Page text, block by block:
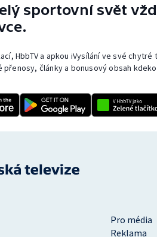
sportovní svět
HbbTV a apkou iVysílání ve své
přenosy, články a bonusový obsah
Pro média
Reklama